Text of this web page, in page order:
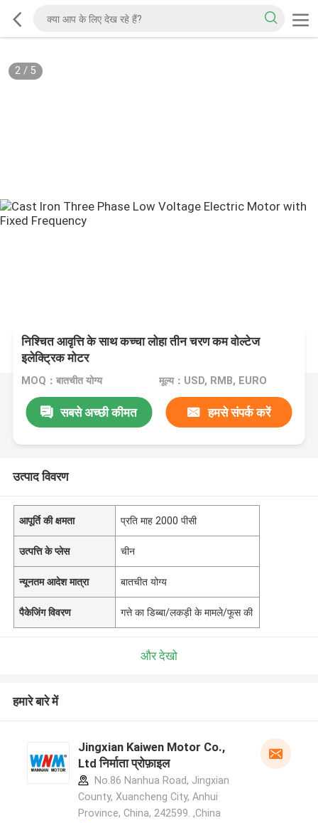
2/ 5
निश्चित आवृत्ति के साथ कच्चा लोहा तीन चरण कम वोल्टेज
इलेक्ट्रिक मोटर
MOQ：बातचीत योग्य मूल्य：USD, RMB, EURO
सबसे अच्छी कीमत हमसे संपर्क करें
उत्पाद विवरण
आपूर्ति की क्षमता प्रति माह 2000 पीसी
उत्पत्ति के प्लेस चीन
न्यूनतम आदेश मात्रा बातचीत योग्य
पैकेजिंग विवरण गत्ते का डिब्बा/लकड़ी के मामले/फूस की
और देखो
हमारे बारे में
Jingxian Kaiwen Motor Co.,
Ltd निर्माता प्रोफ़ाइल
No.86 Nanhua Road, Jingxian
County, Xuancheng City, Anhui
Province, China, 242599. ,China